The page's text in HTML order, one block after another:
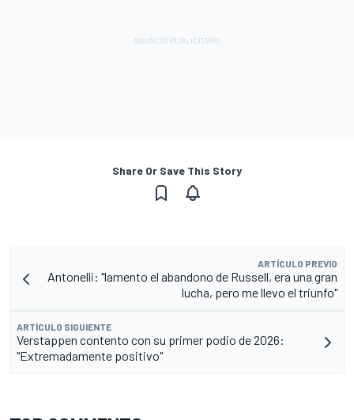
Share Or Save This Story
ARTÍCULO PREVIO
Antonelli: "lamento el abandono de Russell, era una gran
lucha, pero me llevo el triunfo"
ARTÍCULO SIGUIENTE
Verstappen contento con su primer podio de 2026:
"Extremadamente positivo"